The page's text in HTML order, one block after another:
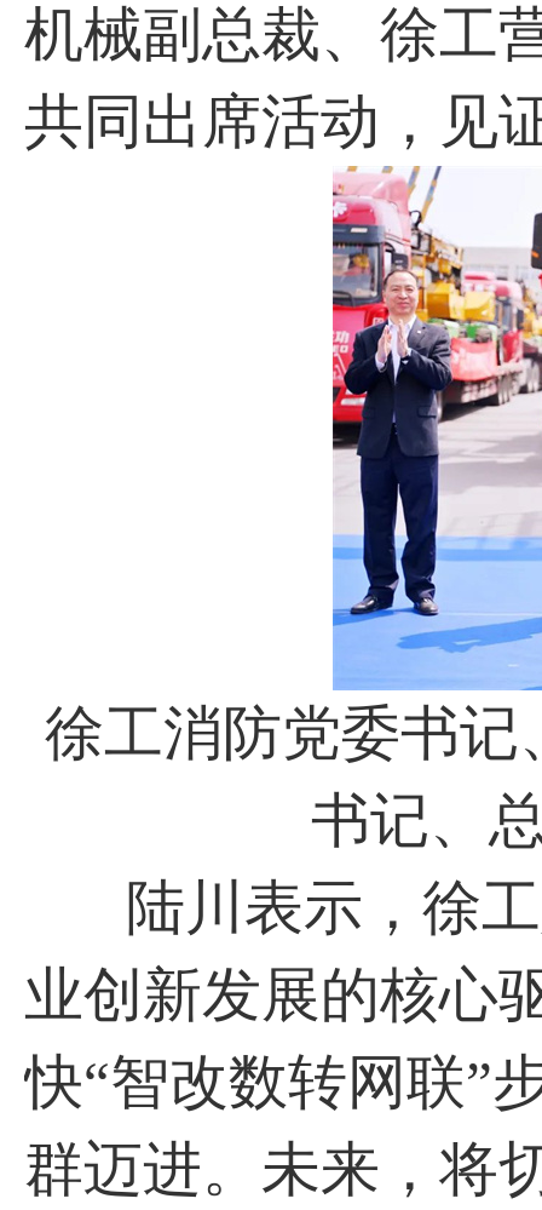
机械副总裁、徐工
共同出席活动，见
徐工消防党委书
书记、
陆川表示，徐工
业创新发展的核心
快“智改数转网联”
群迈进。未来，将